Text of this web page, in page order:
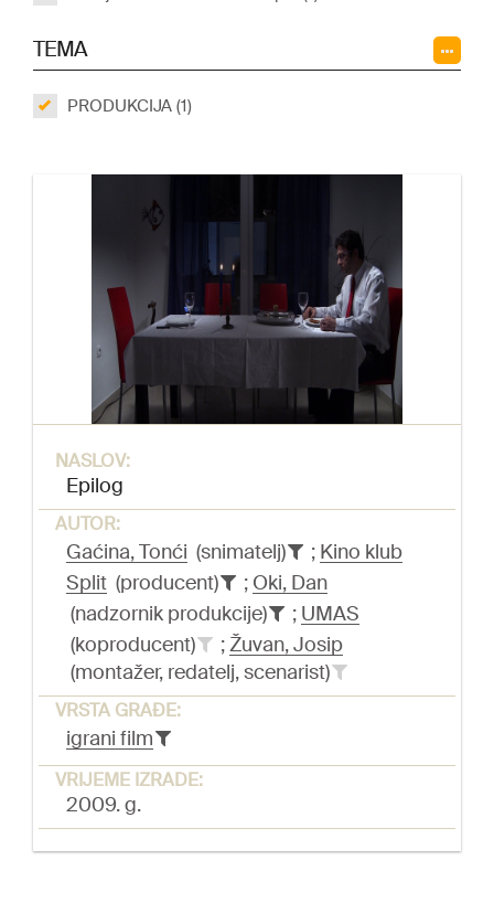
TEMA
PRODUKCIJA (1)
NASLOV:
Epilog
AUTOR:
Gaćina, Tonći (snimatelj) ; Kino klub
Split (producent) ; Oki, Dan
(nadzornik produkcije)
; UMAS
(koproducent)
;Žuvan, Josip
(montažer, redatelj, scenarist)
VRSTA GRAĐE:
igrani film
VRIJEME IZRADE:
2009. g.